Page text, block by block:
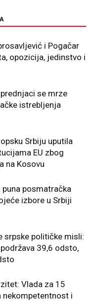
i Pogačar
opozicija, jedinstvo i
se mrze
istrebljenja
Srbiju uputila
EU zbog
na Kosovu
puna posmatračka
izbore u Srbiji
srpske političke misli:
39,6 odsto,
Vlada za 15
nekompetentnost i